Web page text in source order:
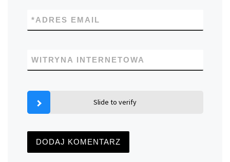
ADRES EMAIL
*
WITRYNA INTERNETOWA
Slide to verify